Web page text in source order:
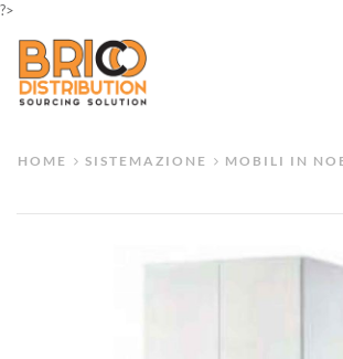
?>
HOME SISTEMAZIONE MOBILI IN